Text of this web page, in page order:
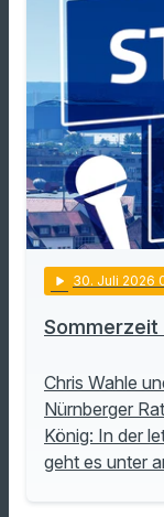
play_arrow 30. Juli 2026
Sommerzeit
Chris Wahle
Nürnberger
König: In der
geht es unter